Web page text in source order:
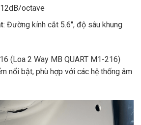
octave
: Đường kính cắt 5.6″, độ sâu khung
(Loa 2 Way MB QUART M1-216)
nổi bật, phù hợp với các hệ thống âm